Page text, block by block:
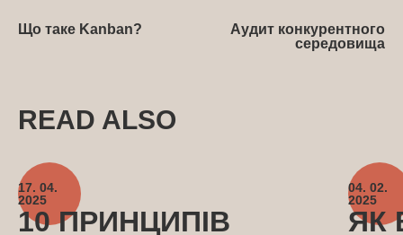
Що таке Kanban?
Аудит конкурентного
середовища
READ ALSO
10 ПРИНЦИПІВ
17. 04.
2025
ЯК
04. 02.
2025